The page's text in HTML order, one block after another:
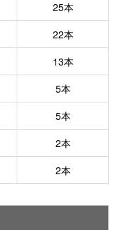
25本
22本
13本
5本
5本
2本
2本